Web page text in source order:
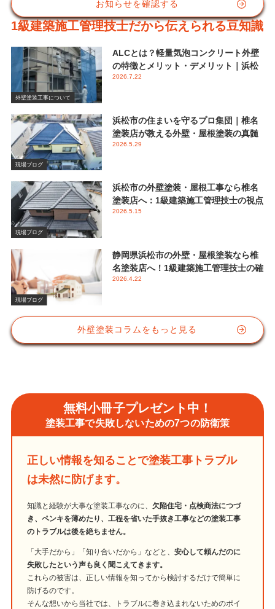
お知らせを確認する
1級建築施工管理技士だから伝えられる豆知識
外壁塗装工事について
ALCとは？軽量気泡コンクリート外壁
の特徴とメリット・デメリット｜浜松
市 椎名塗装店
2026.7.22
現場ブログ
浜松市の住まいを守るプロ集団｜椎名
塗装店が教える外壁・屋根塗装の真髄
と失敗しない業者選び
2026.5.29
現場ブログ
浜松市の外壁塗装・屋根工事なら椎名
塗装店へ：1級建築施工管理技士の視点
で伝える後悔しないメンテナンス
2026.5.15
現場ブログ
静岡県浜松市の外壁・屋根塗装なら椎
名塗装店へ！1級建築施工管理技士の確
かな視点と屋根塗装におけるシリコン
2026.4.22
外壁塗装コラムをもっと見る
無料小冊子プレゼント中！
塗装工事で失敗しないための7つの防衛策
正しい情報を知ることで塗装工事トラブル
は未然に防げます。
知識と経験が大事な塗装工事なのに、 欠陥住宅・点検商法につづ
き、ペンキを薄めたり、工程を省いた手抜き工事などの塗装工事
のトラブルは後を絶ちません。
「大手だから」「知り合いだから」などと、安心して頼んだのに
失敗したという声も良く聞こえてきます。
これらの被害は、正しい情報を知ってから検討するだけで簡単に
防げるのです。
そんな想いから当社では、トラブルに巻き込まれないためのポイ